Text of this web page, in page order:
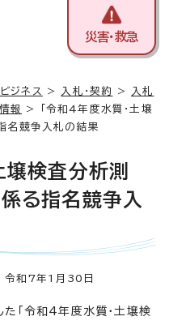
災害・救急
ジネス > 入札・契約 >
入札
報
> 「令和4年度水質・土壌
名競争入札の結果
壌検査分析測
る指名競争入
和7年1月30日
「令和4年度水質・土壌検